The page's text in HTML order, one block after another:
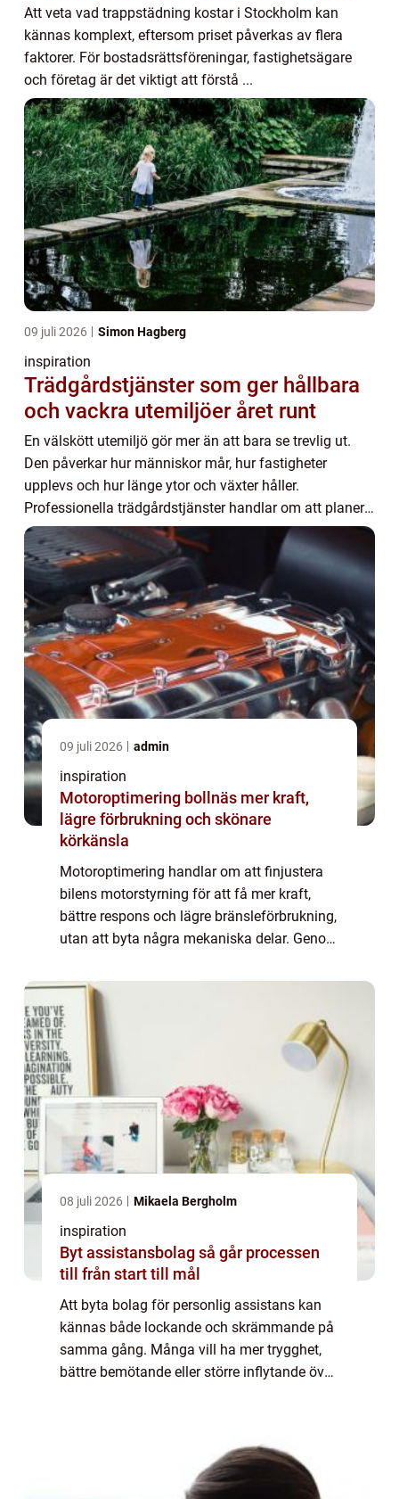
Att veta vad trappstädning kostar i Stockholm kan
kännas komplext, eftersom priset påverkas av flera
faktorer. För bostadsrättsföreningar, fastighetsägare
och företag är det viktigt att förstå ...
09 juli 2026 Simon Hagberg
inspiration
Trädgårdstjänster som ger hållbara
och vackra utemiljöer året runt
En välskött utemiljö gör mer än att bara se trevlig ut.
Den påverkar hur människor mår, hur fastigheter
upplevs och hur länge ytor och växter håller.
Professionella trädgårdstjänster handlar om att planera,
bygga och sköta gröna miljöer på ett sätt s...
09 juli 2026 admin
inspiration
Motoroptimering bollnäs mer kraft,
lägre förbrukning och skönare
körkänsla
Motoroptimering handlar om att finjustera
bilens motorstyrning för att få mer kraft,
bättre respons och lägre bränsleförbrukning,
utan att byta några mekaniska delar. Genom
utnyttja marginalerna som tillverkaren l...
08 juli 2026 Mikaela Bergholm
inspiration
Byt assistansbolag så går processen
till från start till mål
Att byta bolag för personlig assistans kan
kännas både lockande och skrämmande på
samma gång. Många vill ha mer trygghet,
bättre bemötande eller större inflytande över